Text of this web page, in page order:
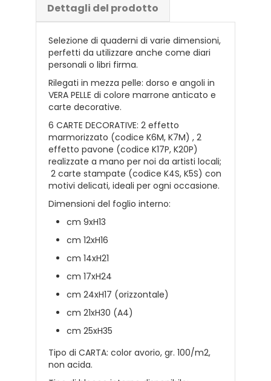
Dettagli del prodotto
Selezione di quaderni di varie dimensioni,
perfetti da utilizzare anche come diari
personali o libri firma.
Rilegati in mezza pelle: dorso e angoli in
VERA PELLE di colore marrone anticato e
carte decorative.
6 CARTE DECORATIVE: 2 effetto
marmorizzato (codice K6M, K7M) , 2
effetto pavone (codice K17P, K20P)
realizzate a mano per noi da artisti locali;
2 carte stampate (codice K4S, K5S) con
motivi delicati, ideali per ogni occasione.
Dimensioni del foglio interno:
cm 9xH13
cm 12xH16
cm 14xH21
cm 17xH24
cm 24xH17 (orizzontale)
cm 21xH30 (A4)
cm 25xH35
Tipo di CARTA: color avorio, gr. 100/m2,
non acida.